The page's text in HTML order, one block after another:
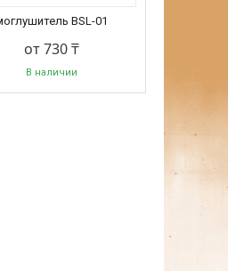
BSL-01
от 730 ₸
В наличии